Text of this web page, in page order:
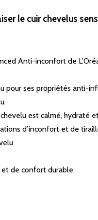
le cuir chevelus
Anti-inconfort de
pour ses propriétés
est calmé,
d’inconfort et de
et de confort durable